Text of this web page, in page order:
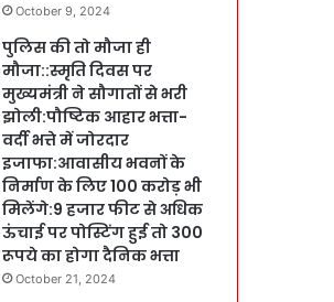
October 9, 2024
पुलिस की तो मौजा ही
मौजा::स्मृति दिवस पर
मुख्यमंत्री ने सौगातों से भरी
झोली:पौष्टिक आहार भत्ता-
वर्दी भत्ते में जोरदार
इजाफा:आवासीय भवनों के
निर्माण के लिए 100 करोड़ भी
मिलेंगे:9 हजार फीट से अधिक
ऊंचाई पर पोस्टिंग हुई तो 300
रूपये का होगा दैनिक भत्ता
October 21, 2024